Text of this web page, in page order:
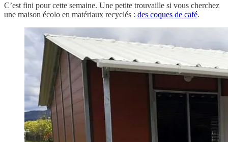
C’est fini pour cette semaine. Une petite trouvaille si vous cherchez
une maison écolo en matériaux recyclés : des coques de café.